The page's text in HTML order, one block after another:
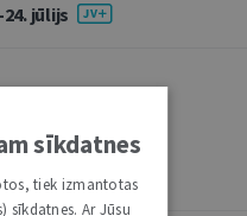
jūlijs
aspekti
sīkdatnes
tiek izmantotas
sīkdatnes. Ar Jūsu